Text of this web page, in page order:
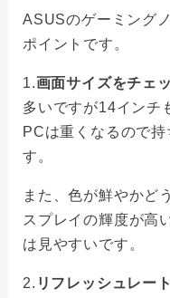
ASUSのゲーミング
ポイントです。
1.画面サイズをチェ
多いですが14インチ
PCは重くなるので
す。
また、色が鮮やかど
スプレイの輝度が高
は見やすいです。
2. リフレッシュレー